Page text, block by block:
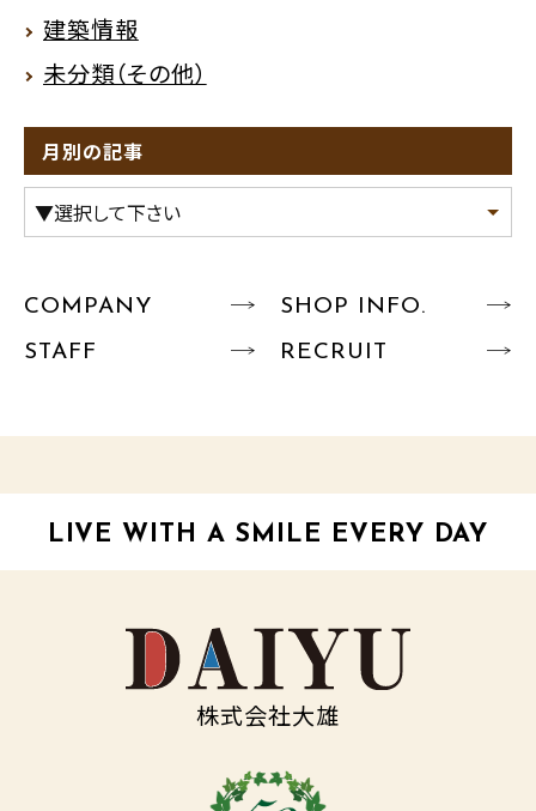
建築情報
未分類（その他）
月別の記事
COMPANY
SHOP INFO.
STAFF
RECRUIT
LIVE WITH A SMILE EVERY DAY
株式会社大雄